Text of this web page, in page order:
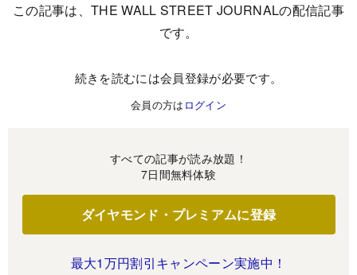
この記事は、THE WALL STREET JOURNALの配信記事
です。
続きを読むには会員登録が必要です。
会員の方は ログイン
すべての記事が読み放題！
7日間無料体験
ダイヤモンド・プレミアムに登録
最大1万円割引キャンペーン実施中！